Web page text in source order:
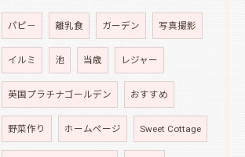
パピ－ 離乳食 ガーデン 写真撮影
イルミ 池 当歳 レジャー
英国プラチナゴールデン おすすめ
野菜作り ホームページ Sweet Cottage